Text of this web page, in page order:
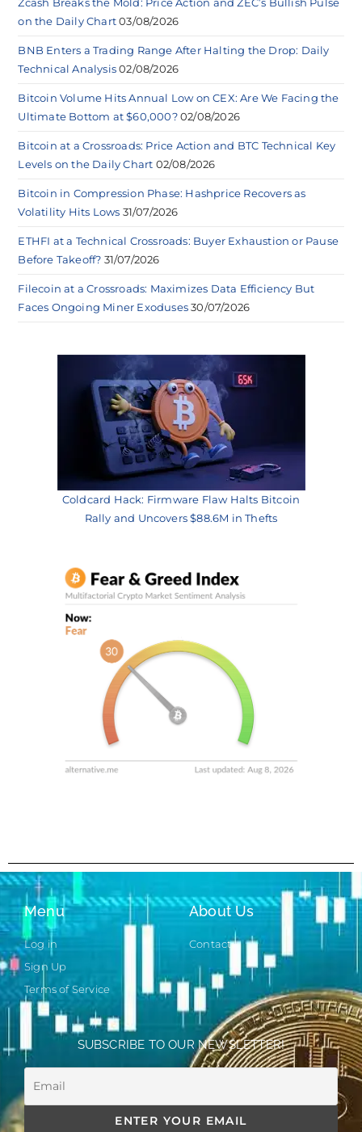
on the Daily Chart 03/08/2026
BNB Enters a Trading Range After Halting the Drop: Daily
Technical Analysis 02/08/2026
Bitcoin Volume Hits Annual Low on CEX: Are We Facing the
Ultimate Bottom at $60,000? 02/08/2026
Bitcoin at a Crossroads: Price Action and BTC Technical Key
Levels on the Daily Chart 02/08/2026
Bitcoin in Compression Phase: Hashprice Recovers as
Volatility Hits Lows 31/07/2026
ETHFI at a Technical Crossroads: Buyer Exhaustion or Pause
Before Takeoff? 31/07/2026
Filecoin at a Crossroads: Maximizes Data Efficiency But
Faces Ongoing Miner Exoduses 30/07/2026
Coldcard Hack: Firmware Flaw Halts Bitcoin
Rally and Uncovers $88.6M in Thefts
Menu
Log in
Sign Up
Terms of Service
About Us
Contact
SUBSCRIBE TO OUR NEWSLETTER!